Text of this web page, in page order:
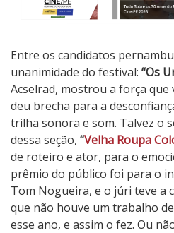
Entre os candidatos
unanimidade do festival: “Os
Acselrad, mostrou a força que
deu brecha para a
trilha sonora e som. Talvez o
dessa seção, “Velha Roupa
de roteiro e ator, para o
prêmio do público foi para o
Tom Nogueira, e o júri teve a
que não houve um trabalho
esse ano, e assim o fez. Ou